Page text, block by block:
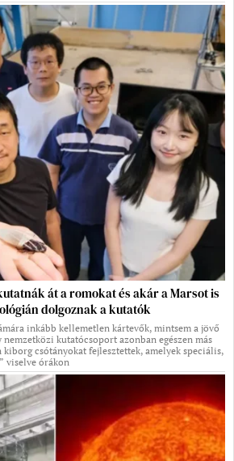
át a romokat és akár a Marsot is
dolgoznak a kutatók
inkább kellemetlen kártevők, mintsem a jövő
kutatócsoport azonban egészen más
csótányokat fejlesztettek, amelyek speciális,
viselve órákon